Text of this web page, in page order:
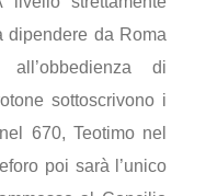
dipendere da Roma
di
sottoscrivono i
670, Teotimo nel
poi sarà l’unico